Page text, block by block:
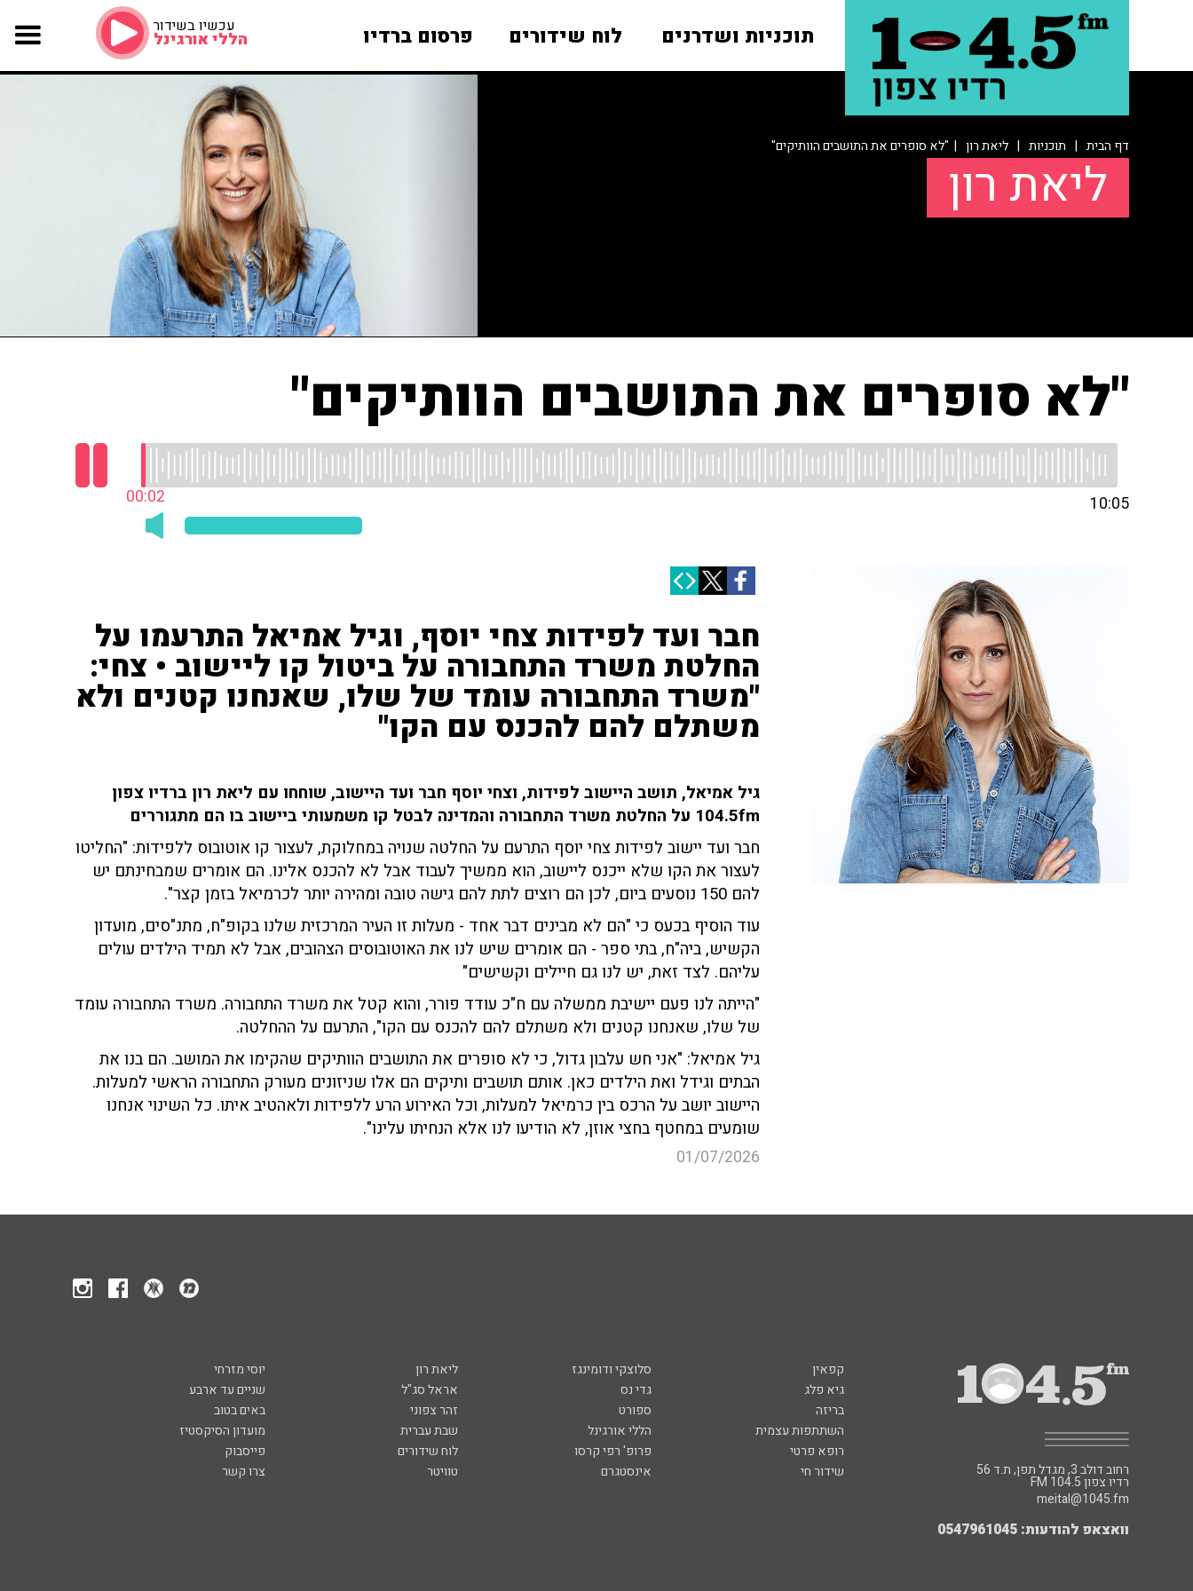
תוכניות ושדרנים לוח שידורים פרסום ברדיו עכשיו בשידור
הללי אורגינל
דף הבית | תוכניות | ליאת רון | "לא סופרים את התושבים הוותיקים"
ליאת רון
"לא סופרים את התושבים הוותיקים"
00:03 10:05
חבר ועד לפידות צחי יוסף, וגיל אמיאל התרעמו על
החלטת משרד התחבורה על ביטול קו ליישוב • צחי:
"משרד התחבורה עומד של שלו, שאנחנו קטנים ולא
משתלם להם להכנס עם הקו"
גיל אמיאל, תושב היישוב לפידות, וצחי יוסף חבר ועד היישוב, שוחחו עם ליאת רון ברדיו צפון
104.5fm על החלטת משרד התחבורה והמדינה לבטל קו משמעותי ביישוב בו הם מתגוררים
חבר ועד יישוב לפידות צחי יוסף התרעם על החלטה שנויה במחלוקת, לעצור קו אוטובוס ללפידות: "החליטו
לעצור את הקו שלא ייכנס ליישוב, הוא ממשיך לעבוד אבל לא להכנס אלינו. הם אומרים שמבחינתם יש
להם 150 נוסעים ביום, לכן הם רוצים לתת להם גישה טובה ומהירה יותר לכרמיאל בזמן קצר".
עוד הוסיף בכעס כי "הם לא מבינים דבר אחד - מעלות זו העיר המרכזית שלנו בקופ"ח, מתנ"סים, מועדון
הקשיש, ביה"ח, בתי ספר - הם אומרים שיש לנו את האוטובוסים הצהובים, אבל לא תמיד הילדים עולים
עליהם. לצד זאת, יש לנו גם חיילים וקשישים"
"הייתה לנו פעם יישיבת ממשלה עם ח"כ עודד פורר, והוא קטל את משרד התחבורה. משרד התחבורה עומד
של שלו, שאנחנו קטנים ולא משתלם להם להכנס עם הקו", התרעם על ההחלטה.
גיל אמיאל: "אני חש עלבון גדול, כי לא סופרים את התושבים הוותיקים שהקימו את המושב. הם בנו את
הבתים וגידל ואת הילדים כאן. אותם תושבים ותיקים הם אלו שניזונים מעורק התחבורה הראשי למעלות.
היישוב יושב על הרכס בין כרמיאל למעלות, וכל האירוע הרע ללפידות ולאהטיב איתו. כל השינוי אנחנו
שומעים במחטף בחצי אוזן, לא הודיעו לנו אלא הנחיתו עלינו".
01/07/2026
קפאין סלוצקי ודומינגז ליאת רון
יוסי מזרחי
גיא פלג
גדי נס אראל סג"ל
שניים עד ארבע
בריזה
ספורט זהר צפוני
באים בטוב
השתתפות עצמית
הללי אורגינל שבת עברית
מועדון הסיקסטיז
רופא פרטי
פרופ' רפי קרסו לוח שידורים
פייסבוק
שידור חי
אינסטגרם טוויטר צרו קשר רחוב דולב 3, מגדל תפן, ת.ד 56
FM רדיו צפון 104.5
meital@1045.fm
וואצאפ להודעות: 0547961045